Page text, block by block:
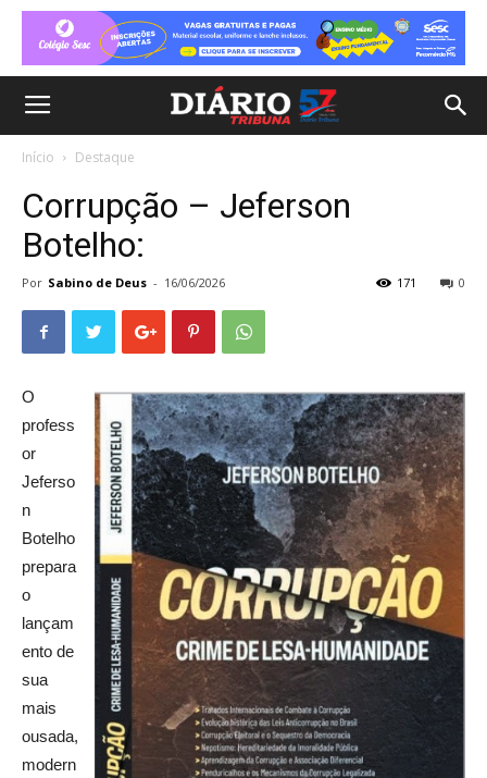
Início Destaque
Corrupção – Jeferson
Botelho:
Por Sabino de Deus - 16/06/2026 0
171
O
profess
or
Jeferso
n
Botelho
prepara
o
lançam
ento de
sua
mais
ousada,
modern